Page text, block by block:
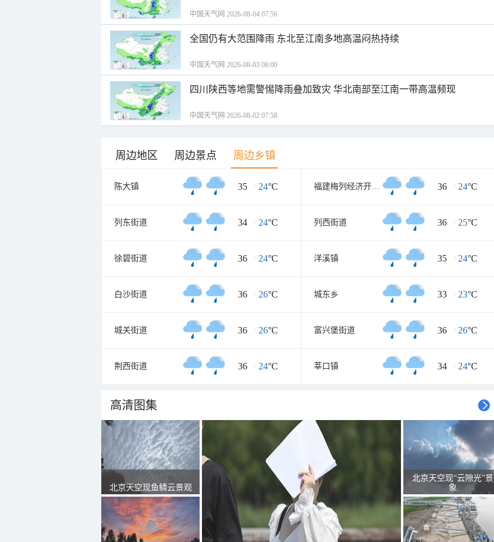
中国天气网 2026-08-04 07:56
全国仍有大范围降雨 东北至江南多地高温闷热持续
中国天气网 2026-08-03 08:00
四川陕西等地需警惕降雨叠加致灾 华北南部至江南一带高温频现
中国天气网 2026-08-02 07:58
周边地区 周边景点 周边乡镇
陈大镇 35 / 24°C 福建梅列经济开发区 36 / 24°C
列东街道 34 / 24°C 列西街道 36 / 25°C
徐碧街道 36 / 24°C 洋溪镇 35 / 24°C
白沙街道 36 / 26°C 城东乡 33 / 23°C
城关街道 36 / 26°C 富兴堡街道 36 / 26°C
荆西街道 36 / 24°C 莘口镇 34 / 24°C
高清图集
北京天空现鱼鳞云景观
北京天空现“云隙光”景
象